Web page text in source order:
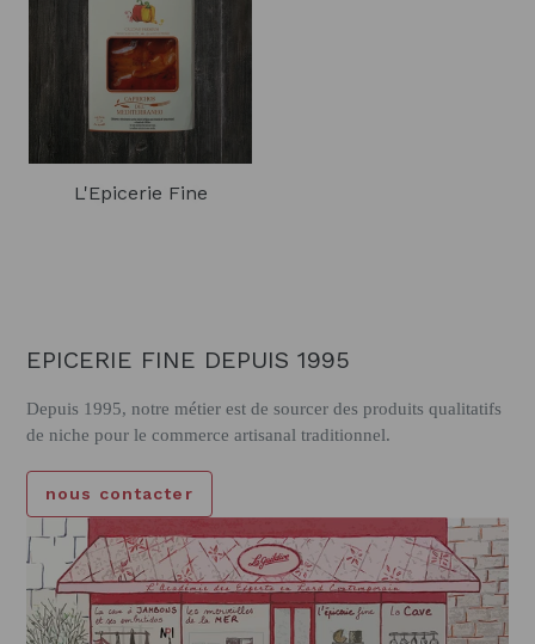
L'Epicerie Fine
EPICERIE FINE DEPUIS 1995
Depuis 1995, notre métier est de sourcer des produits qualitatifs
de niche pour le commerce artisanal traditionnel.
nous contacter